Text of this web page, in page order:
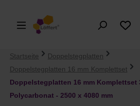
Startseite
Doppelstegplatten
Doppelstegplatten 16 mm Komplettset
Doppelstegplatten 16 mm Komplettset
Polycarbonat - 2500 x 4080 mm